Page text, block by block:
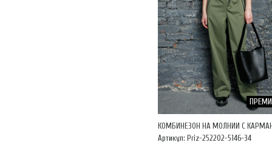
КОМБИНЕЗОН НА МОЛНИИ С
Артикул: Priz-252202-5146-34